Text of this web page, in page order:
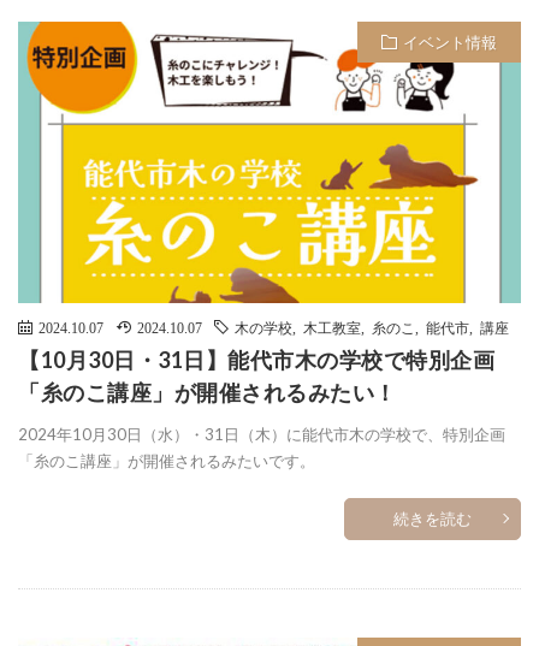
イベント情報
2024.10.07 2024.10.07 木の学校 木工教室 糸のこ 能代市 講座
【10月30日・31日】能代市木の学校で特別企画
「糸のこ講座」が開催されるみたい！
2024年10月30日（水）・31日（木）に能代市木の学校で、特別企画
「糸のこ講座」が開催されるみたいです。
続きを読む